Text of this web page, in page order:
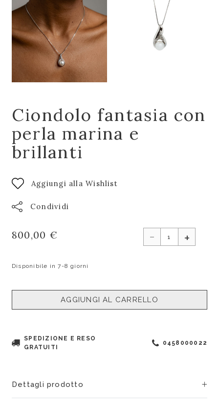
Ciondolo fantasia con
perla marina e
brillanti
Aggiungi alla Wishlist
Condividi
800,00 € - +
Disponibile in 7-8 giorni
AGGIUNGI AL CARRELLO
SPEDIZIONE E RESO
GRATUITI
0458000022
Dettagli prodotto